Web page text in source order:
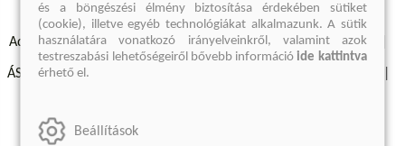
Adatvédelmi szabályzatok Elállási felmondási nyilatkozat
ÁSZF - Vásárlási feltételek
Szállítási információk
és a böngészési élmény biztosítása érdekében sütiket
(cookie), illetve egyéb technológiákat alkalmazunk. A sütik
használatára vonatkozó irányelveinkről, valamint azok
testreszabási lehetőségeiről bővebb információide kattintva
érhető el.
Beállítások